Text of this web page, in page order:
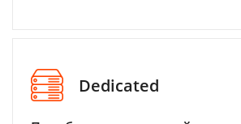
Dedicated